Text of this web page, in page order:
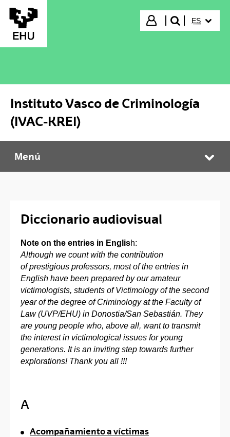
Saltar al contenido principal
Iniciar sesión
buscar"
ES
Instituto Vasco de Criminología
(IVAC-KREI)
Instituto Vasco de Criminología (IVAC-KREI)
Menú
Diccionario audiovisual
Note on the entries in English:
Although we count with the contribution
of prestigious professors, most of the entries in
English have been prepared by our amateur
victimologists, students of Victimology of the second
year of the degree of Criminology at the Faculty of
Law (UVP/EHU) in Donostia/San Sebastián. They
are young people who, above all, want to transmit
the interest in victimological issues for young
generations. It is an inviting step towards further
explorations! Thank you all !!!
A
Acompañamiento a víctimas